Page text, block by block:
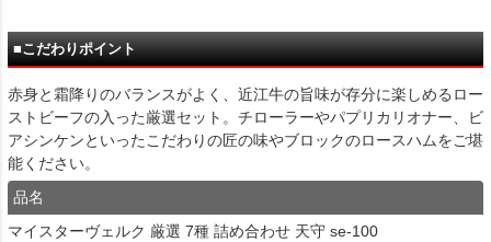
■こだわりポイント
赤身と霜降りのバランスがよく、近江牛の旨味が存分に楽しめるロー
ストビーフの入った厳選セット。チローラーやパプリカリオナー、ビ
アシンケンといったこだわりの匠の味やブロックのロースハムをご堪
能ください。
品名
マイスターヴェルク 厳選 7種 詰め合わせ 天守 se-100